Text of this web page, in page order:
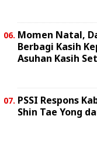
Momen Natal,
Berbagi Kasih
Asuhan Kasih
PSSI Respons
Shin Tae Yong